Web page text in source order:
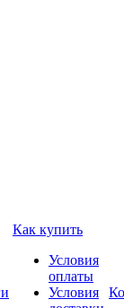
Как купить
Условия
оплаты
Условия